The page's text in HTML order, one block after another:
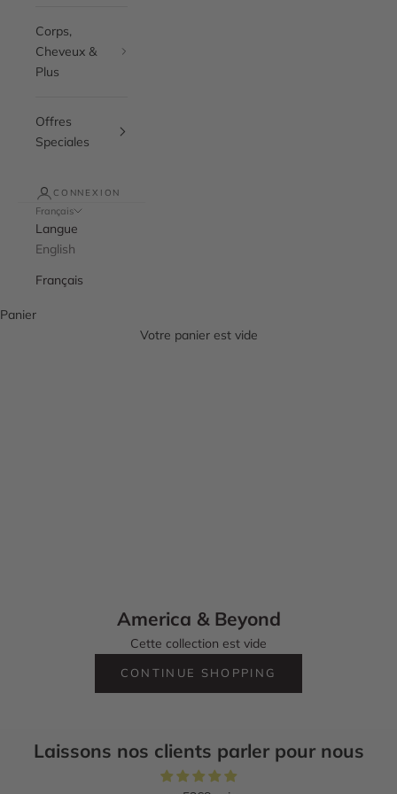
Corps,
Cheveux &
Plus
Offres
Speciales
CONNEXION
Français
Langue
English
Français
Panier
Votre panier est vide
America & Beyond
Cette collection est vide
CONTINUE SHOPPING
Laissons nos clients parler pour nous